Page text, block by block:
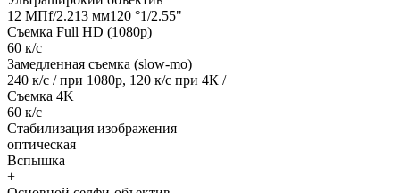
12 МПf/2.213 мм120 °1/2.55"
Съемка Full HD (1080p)
60 к/с
Замедленная съемка (slow-mo)
240 к/с / при 1080p, 120 к/с при 4К /
Съемка 4K
60 к/с
Стабилизация изображения
оптическая
Вспышка
+